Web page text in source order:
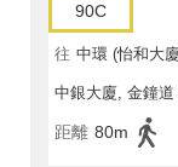
90C
往 中環 (怡和大
中銀大廈, 金鐘道
距離 80m